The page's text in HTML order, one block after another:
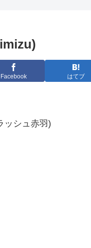
Facebook はてブ
ッシュ赤羽)